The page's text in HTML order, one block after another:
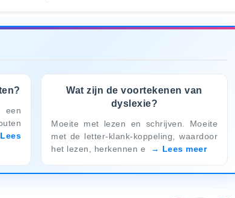
Lees
Wat zijn de voortekenen van
dyslexie?
Moeite met lezen en schrijven. Moeite
met de letter-klank-koppeling, waardoor
het lezen, herkennen e
Lees meer